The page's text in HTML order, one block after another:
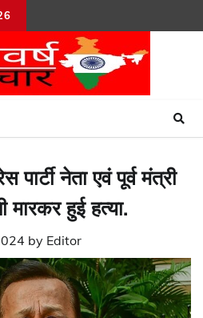
पार्टी नेता एवं पूर्व मंत्री
मारकर हुई हत्या.
by Editor